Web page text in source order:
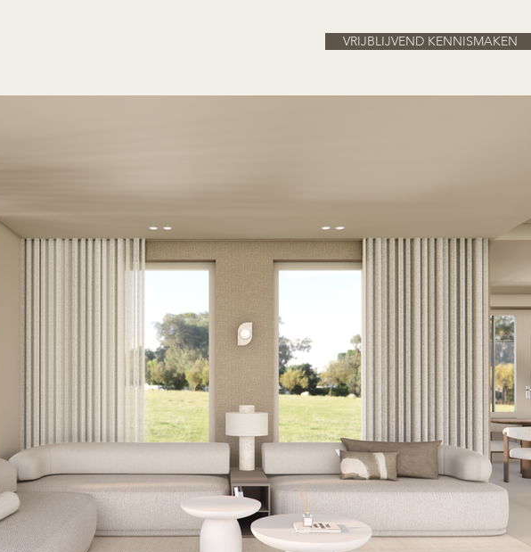
VRIJBLIJVEND KENNISMAKEN